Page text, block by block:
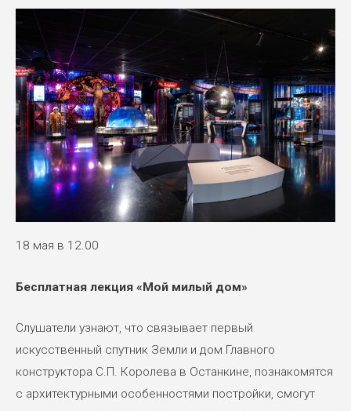
18 мая в 12.00
Бесплатная лекция «Мой милый дом»
Слушатели узнают, что связывает первый
искусственный спутник Земли и дом Главного
конструктора С.П. Королева в Останкине, познакомятся
с архитектурными особенностями постройки, смогут